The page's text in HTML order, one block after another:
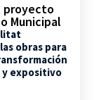
proyecto
Municipal
obras para
y expositivo